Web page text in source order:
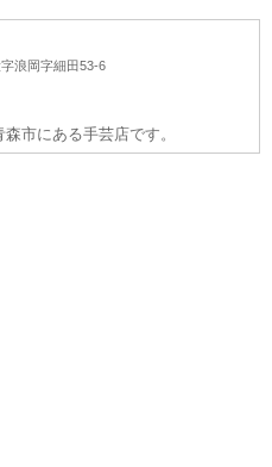
浪岡字細田53-6
市にある手芸店です。